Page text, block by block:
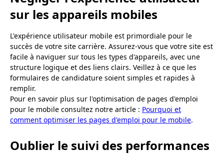
sur les appareils mobiles
L'expérience utilisateur mobile est primordiale pour le
succès de votre site carrière. Assurez-vous que votre site est
facile à naviguer sur tous les types d'appareils, avec une
structure logique et des liens clairs. Veillez à ce que les
formulaires de candidature soient simples et rapides à
remplir.
Pour en savoir plus sur l'optimisation de pages d'emploi
pour le mobile consultez notre article : Pourquoi et
comment optimiser les pages d'emploi pour le mobile.
Oublier le suivi des performances